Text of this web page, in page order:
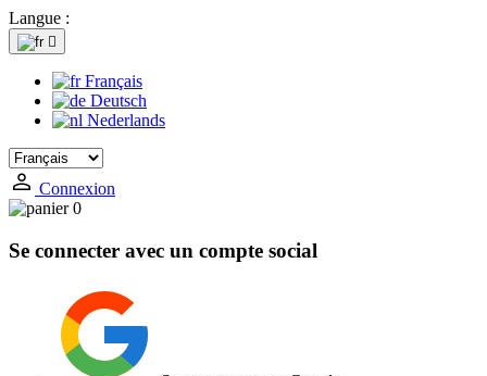
Langue :

Français
Deutsch
Nederlands
Connexion
0
Se connecter avec un compte social